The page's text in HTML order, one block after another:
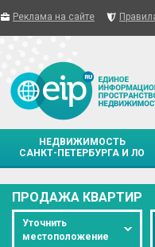
Реклама на сайте
НЕДВИЖИМОСТЬ
САНКТ-ПЕТЕРБУРГА И ЛО
ПРОДАЖА КВАРТИР
Уточнить
местоположение